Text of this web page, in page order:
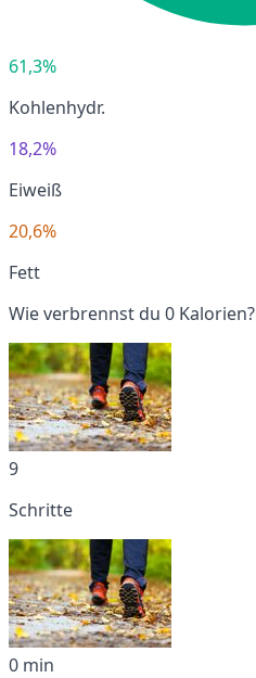
61,3%
Kohlenhydr.
18,2%
Eiweiß
20,6%
Fett
Wie verbrennst du 0 Kalorien?
9
Schritte
0 min